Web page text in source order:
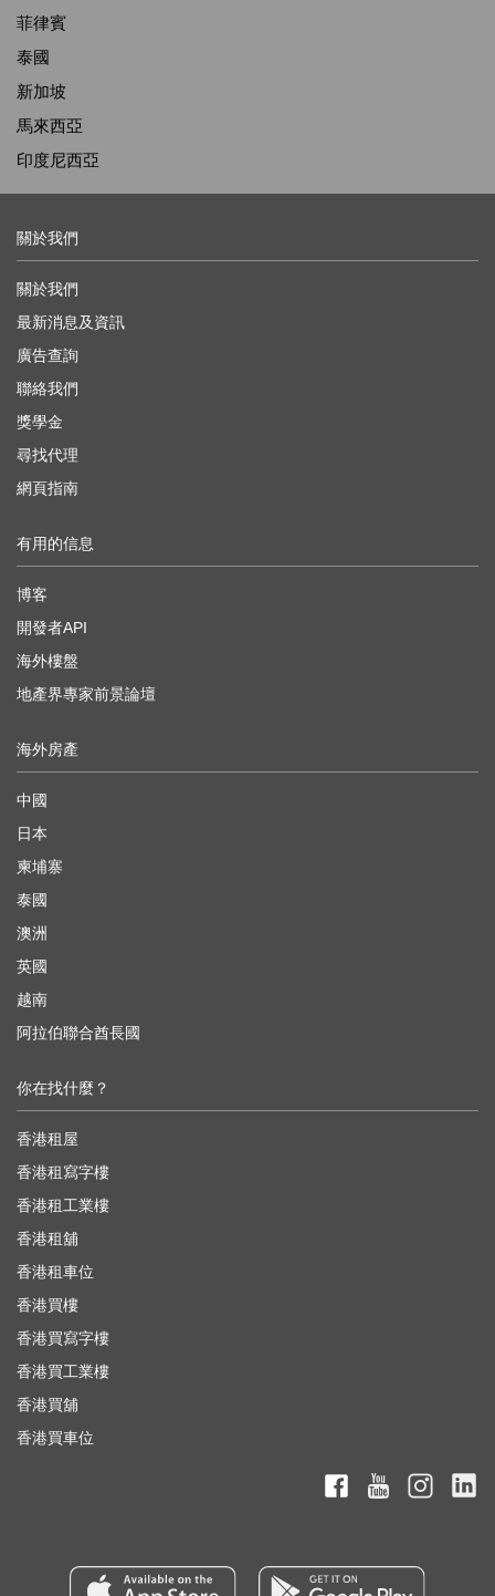
菲律賓
泰國
新加坡
馬來西亞
印度尼西亞
關於我們
關於我們
最新消息及資訊
廣告查詢
聯絡我們
獎學金
尋找代理
網頁指南
有用的信息
博客
開發者API
海外樓盤
地產界專家前景論壇
海外房產
中國
日本
柬埔寨
泰國
澳洲
英國
越南
阿拉伯聯合酋長國
你在找什麼？
香港租屋
香港租寫字樓
香港租工業樓
香港租舖
香港租車位
香港買樓
香港買寫字樓
香港買工業樓
香港買舖
香港買車位